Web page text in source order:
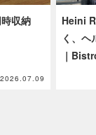
収納
2026.07.09
Heini
く、ヘ
｜